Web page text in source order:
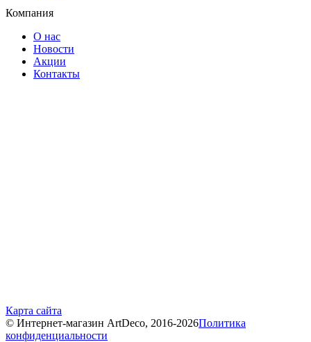
Компания
О нас
Новости
Акции
Контакты
Карта сайта
© Интернет-магазин ArtDeco, 2016-2026Политика
конфиденциальности